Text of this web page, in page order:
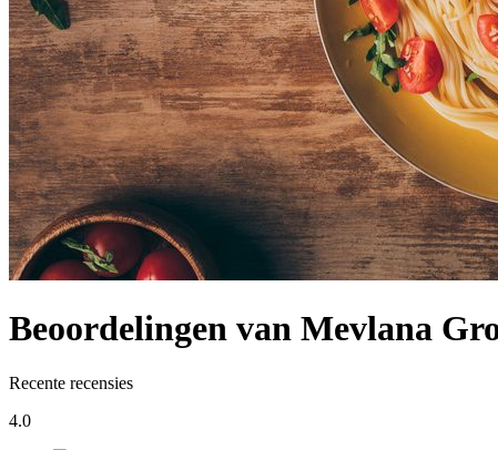
Beoordelingen van Mevlana
Recente recensies
4.0